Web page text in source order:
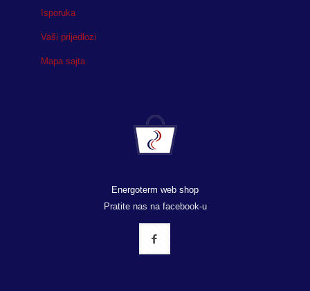
Isporuka
Vaši prijedlozi
Mapa sajta
Energoterm web shop
Pratite nas na facebook-u